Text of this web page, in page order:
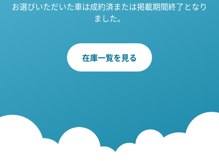
お選びいただいた車は成約済または掲載期間終了となり
ました。
在庫一覧を見る